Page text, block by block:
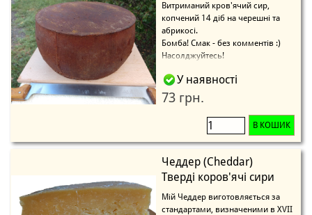
Витриманий кров'ячий сир,
копчений 14 діб на черешні та
абрикосі.
Бомба! Смак - без комментів :)
Насолджуйтесь!
У наявності
73 грн.
В КОШИК
Чеддер (Cheddar)
Тверді коров'ячі сири
Мій Чеддер виготовляється за
стандартами, визначеними в XVII